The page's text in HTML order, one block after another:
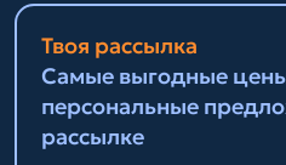
Твоя рассылка
Самые выгодные
персональные
рассылке